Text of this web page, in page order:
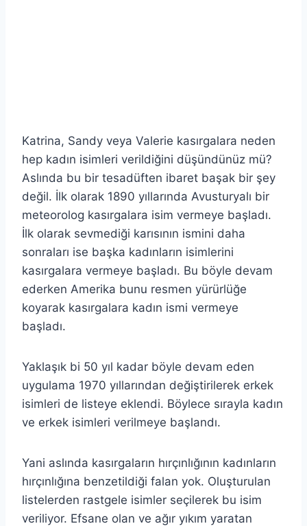
Katrina, Sandy veya Valerie kasırgalara neden
hep kadın isimleri verildiğini düşündünüz mü?
Aslında bu bir tesadüften ibaret başak bir şey
değil. İlk olarak 1890 yıllarında Avusturyalı bir
meteorolog kasırgalara isim vermeye başladı.
İlk olarak sevmediği karısının ismini daha
sonraları ise başka kadınların isimlerini
kasırgalara vermeye başladı. Bu böyle devam
ederken Amerika bunu resmen yürürlüğe
koyarak kasırgalara kadın ismi vermeye
başladı.
Yaklaşık bi 50 yıl kadar böyle devam eden
uygulama 1970 yıllarından değiştirilerek erkek
isimleri de listeye eklendi. Böylece sırayla kadın
ve erkek isimleri verilmeye başlandı.
Yani aslında kasırgaların hırçınlığının kadınların
hırçınlığına benzetildiği falan yok. Oluşturulan
listelerden rastgele isimler seçilerek bu isim
veriliyor. Efsane olan ve ağır yıkım yaratan